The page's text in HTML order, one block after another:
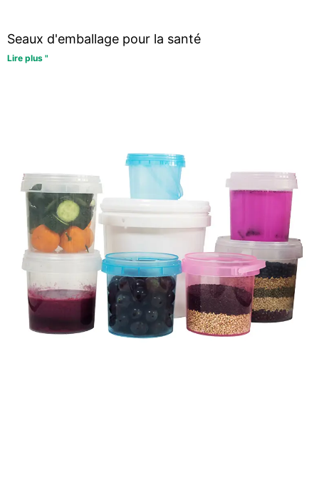
Seaux d'emballage pour la santé
Lire plus "